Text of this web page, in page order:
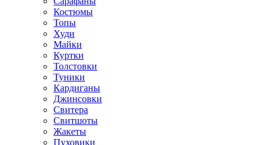
Костюмы
Топы
Худи
Майки
Куртки
Толстовки
Туники
Кардиганы
Джинсовки
Свитера
Свитшоты
Жакеты
Пуховики